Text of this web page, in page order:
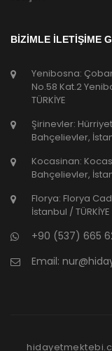
BİZİMLE İLETİŞİME
Yenibosna:
No.58 Kat.2
TÜRKİYE
Şirinevler:
Bahçelievler,
Kocasinan:
Bahçelievler,
Florya: Florya
İstanbul / TÜRKİYE
+90 (537) 665
Email: